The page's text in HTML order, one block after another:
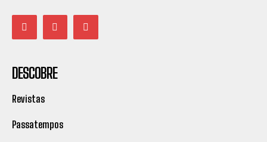
DESCOBRE
Revistas
Passatempos